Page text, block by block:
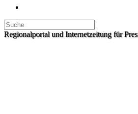
Regionalportal und Internetzeitung für